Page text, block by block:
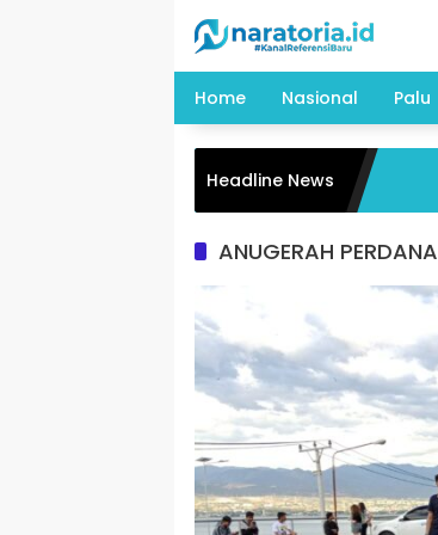
Home Nasional Palu
Headline News
ANUGERAH PERDANA